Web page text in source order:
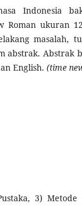
Indonesia
Roman ukuran
masalah,
abstrak. Abstrak
English. (time
3) Metode